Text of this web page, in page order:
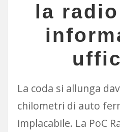
la
La coda si allunga
chilometri di auto
implacabile. La PoC